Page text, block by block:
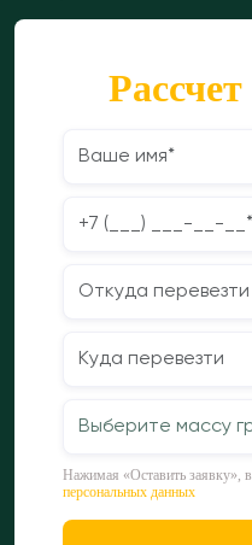
Нажимая «Оставить заявку»,
персональных данных